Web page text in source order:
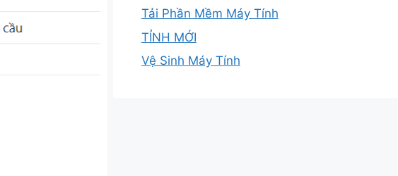
Tải Phần Mềm Máy Tính
TỈNH MỚI
Vệ Sinh Máy Tính